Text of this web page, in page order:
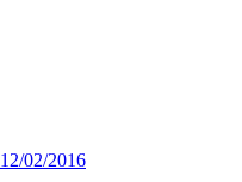
12/02/2016